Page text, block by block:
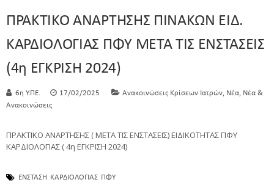
ΠΡΑΚΤΙΚΟ ΑΝΑΡΤΗΣΗΣ ΠΙΝΑΚΩΝ ΕΙΔ.
ΚΑΡΔΙΟΛΟΓΙΑΣ ΠΦΥ ΜΕΤΑ ΤΙΣ ΕΝΣΤΑΣΕΙΣ
(4η ΕΓΚΡΙΣΗ 2024)
6η Υ.ΠΕ. 17/02/2025 Ανακοινώσεις Κρίσεων Ιατρών, Νέα, Νέα &
Ανακοινώσεις
ΠΡΑΚΤΙΚΟ ΑΝΑΡΤΗΣΗΣ ( ΜΕΤΑ ΤΙΣ ΕΝΣΤΑΣΕΙΣ) ΕΙΔΙΚΟΤΗΤΑΣ ΠΦΥ
ΚΑΡΔΙΟΛΟΓΙΑΣ ( 4η ΕΓΚΡΙΣΗ 2024)
ΕΝΣΤΑΣΗ ΚΑΡΔΙΟΛΟΓΙΑΣ ΠΦΥ